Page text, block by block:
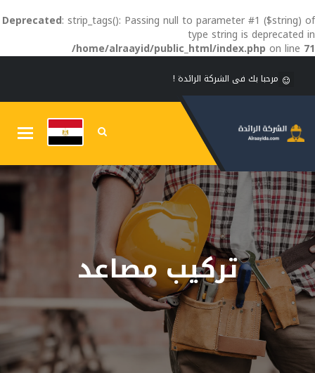
Deprecated: strip_tags(): Passing null to parameter #1 ($string) of
type string is deprecated in
/home/alraayid/public_html/index.php on line 71
مرحبا بك فى الشركة الرائدة !
تركيب مصاعد